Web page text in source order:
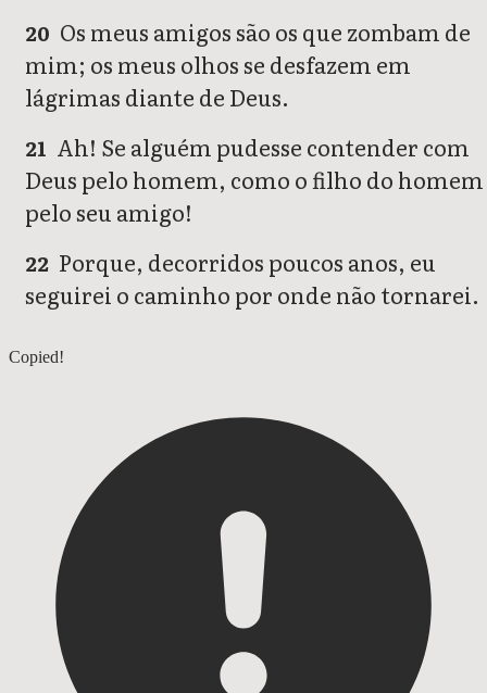
20 Os meus amigos são os que zombam de
mim; os meus olhos se desfazem em
lágrimas diante de Deus.
21 Ah! Se alguém pudesse contender com
Deus pelo homem, como o filho do homem
pelo seu amigo!
22 Porque, decorridos poucos anos, eu
seguirei o caminho por onde não tornarei.
Jó 15 Jó 17
Copied!